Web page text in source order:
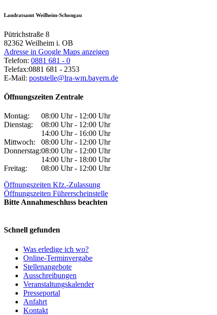
Landratsamt Weilheim-Schongau
Pütrichstraße 8
82362 Weilheim i. OB
Adresse in Google Maps anzeigen
Telefon: 0881 681 - 0
Telefax:0881 681 - 2353
E-Mail: poststelle@lra-wm.bayern.de
Öffnungszeiten Zentrale
Montag:
08:00 Uhr - 12:00 Uhr
Dienstag:
08:00 Uhr - 12:00 Uhr
14:00 Uhr - 16:00 Uhr
Mittwoch:
08:00 Uhr - 12:00 Uhr
Donnerstag:08:00 Uhr - 12:00 Uhr
14:00 Uhr - 18:00 Uhr
Freitag:
08:00 Uhr - 12:00 Uhr
Öffnungszeiten Kfz.-Zulassung
Öffnungszeiten Führerscheinstelle
Bitte Annahmeschluss beachten
Schnell gefunden
Was erledige ich wo?
Online-Terminvergabe
Stellenangebote
Ausschreibungen
Veranstaltungskalender
Presseportal
Anfahrt
Kontakt